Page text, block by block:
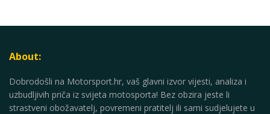
About:
Dobrodošli na Motorsport.hr, vaš glavni izvor vijesti, analiza i
uzbudljivih priča iz svijeta motosporta! Bez obzira jeste li
strastveni obožavatelj, povremeni pratitelj ili sami sudjelujete u